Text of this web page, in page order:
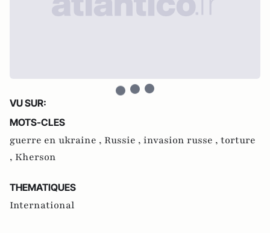
VU SUR:
MOTS-CLES
guerre en ukraine , Russie , invasion russe , torture
, Kherson
THEMATIQUES
International